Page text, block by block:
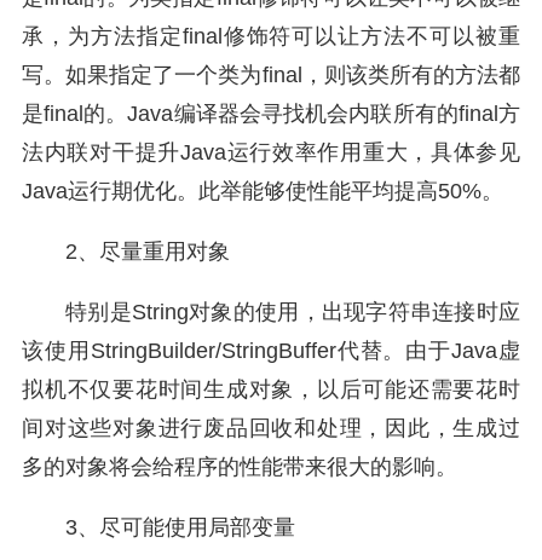
承，为方法指定final修饰符可以让方法不可以被重
写。如果指定了一个类为final，则该类所有的方法都
是final的。Java编译器会寻找机会内联所有的final方
法内联对干提升Java运行效率作用重大，具体参见
Java运行期优化。此举能够使性能平均提高50%。
2、尽量重用对象
特别是String对象的使用，出现字符串连接时应
该使用StringBuilder/StringBuffer代替。由于Java虚
拟机不仅要花时间生成对象，以后可能还需要花时
间对这些对象进行废品回收和处理，因此，生成过
多的对象将会给程序的性能带来很大的影响。
3、尽可能使用局部变量